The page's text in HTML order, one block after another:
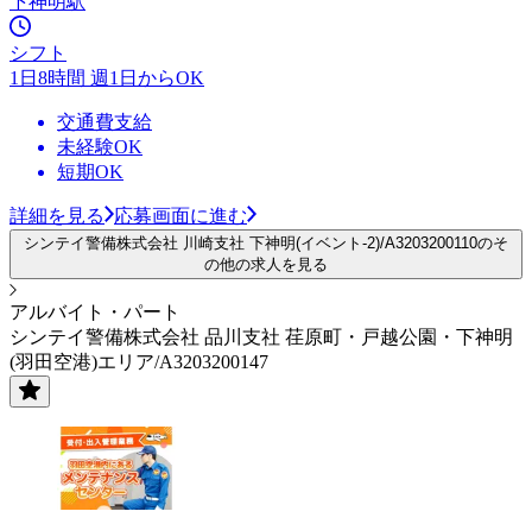
シフト
1日8時間 週1日からOK
交通費支給
未経験OK
短期OK
詳細を見る 応募画面に進む
シンテイ警備株式会社 川崎支社 下神明(イベント-2)/A3203200110のそ
の他の求人を見る
アルバイト・パート
シンテイ警備株式会社 品川支社 荏原町・戸越公園・下神明
(羽田空港)エリア/A3203200147